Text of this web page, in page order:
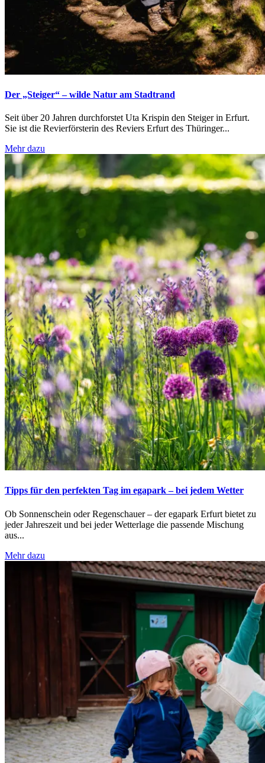
Der „Steiger“ – wilde Natur am Stadtrand
Seit über 20 Jahren durchforstet Uta Krispin den Steiger in Erfurt.
Sie ist die Revierförsterin des Reviers Erfurt des Thüringer...
Mehr dazu
Tipps für den perfekten Tag im egapark – bei jedem Wetter
Ob Sonnenschein oder Regenschauer – der egapark Erfurt bietet zu
jeder Jahreszeit und bei jeder Wetterlage die passende Mischung
aus...
Mehr dazu